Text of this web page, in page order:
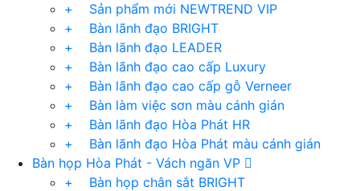
+ Sản phẩm mới NEWTREND VIP
+ Bàn lãnh đạo BRIGHT
+ Bàn lãnh đạo LEADER
+ Bàn lãnh đạo cao cấp Luxury
+ Bàn lãnh đạo cao cấp gỗ Verneer
+ Bàn làm việc sơn màu cánh gián
+ Bàn lãnh đạo Hòa Phát HR
+ Bàn lãnh đạo Hòa Phát màu cánh gián
Bàn họp Hòa Phát - Vách ngăn VP
+ Bàn họp chân sắt BRIGHT